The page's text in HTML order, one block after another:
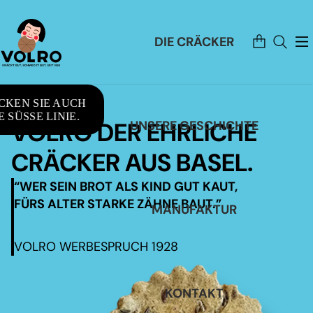
DIE CRÄCKER
UNSERE GESCHICHTE
MANUFAKTUR
KONTAKT
Artikel
im
Warenkorb
SIE AUCH
SÜSSE LINIE.
VOLRO DER EHRLICHE
CRÄCKER AUS BASEL.
“WER SEIN BROT ALS KIND GUT KAUT,
FÜRS ALTER STARKE ZÄHNE BAUT.”
VOLRO WERBESPRUCH 1928